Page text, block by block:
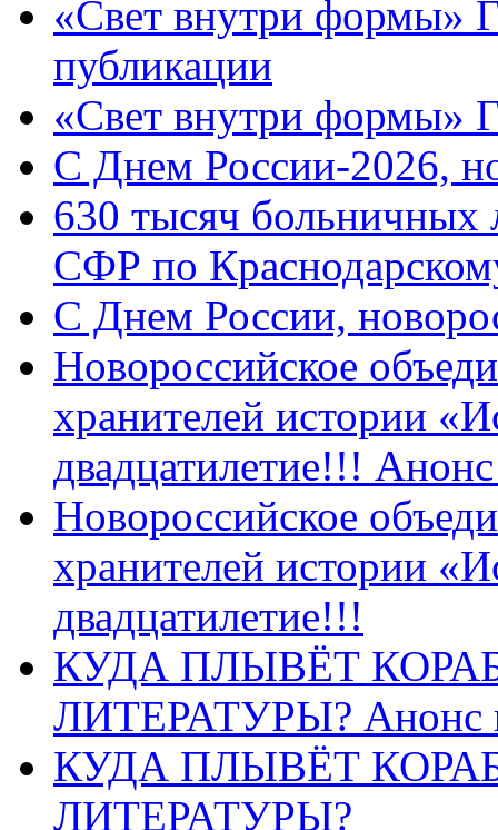
«Свет внутри формы»
публикации
«Свет внутри формы»
C Днем России-2026,
630 тысяч больничных
СФР по
C Днем России,
Новороссийское
хранителей истории
двадцатилетие!!!
Новороссийское
хранителей истории
двадцатилетие!!!
КУДА ПЛЫВЁТ
ЛИТЕРАТУРЫ? Анонс
КУДА ПЛЫВЁТ
ЛИТЕРАТУРЫ?